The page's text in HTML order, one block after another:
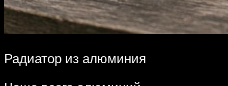
Радиатор из алюминия